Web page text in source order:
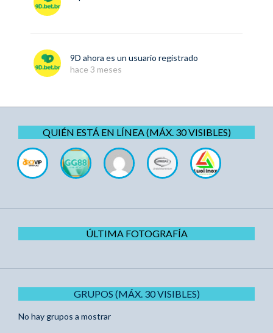
9D ahora es un usuario registrado
hace 3 meses
QUIÉN ESTÁ EN LÍNEA (MÁX. 30 VISIBLES)
ÚLTIMA FOTOGRAFÍA
GRUPOS (MÁX. 30 VISIBLES)
No hay grupos a mostrar